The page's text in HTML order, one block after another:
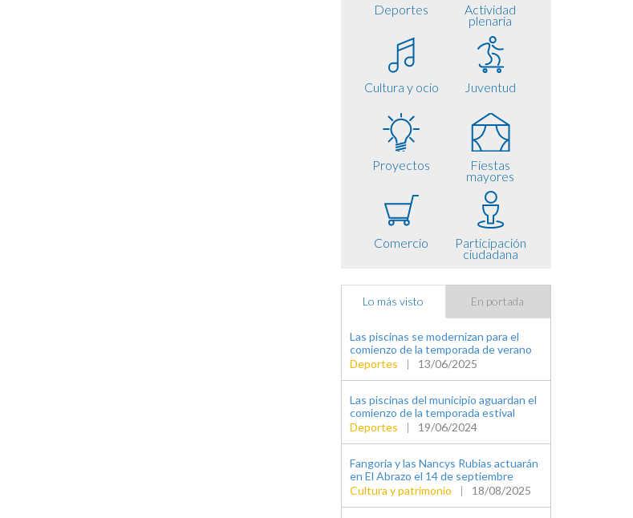
Deportes Actividad
plenaria
Cultura y ocio Juventud
Proyectos Fiestas
mayores
Comercio Participación
ciudadana
Lo más visto En portada
Las piscinas se modernizan para el
comienzo de la temporada de verano
Deportes
| 13/06/2025
Las piscinas del municipio aguardan el
comienzo de la temporada estival
Deportes
| 19/06/2024
Fangoria y las Nancys Rubias actuarán
en El Abrazo el 14 de septiembre
Cultura y patrimonio
| 18/08/2025